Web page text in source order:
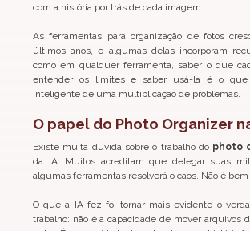
com a história por trás de cada imagem.
As ferramentas para organização de fotos
últimos anos, e algumas delas incorporam
como em qualquer ferramenta, saber o que
entender os limites e saber usá-la é o
inteligente de uma multiplicação de problemas.
O papel do Photo Organizer
Existe muita dúvida sobre o trabalho do photo
da IA. Muitos acreditam que delegar suas
algumas ferramentas resolverá o caos. Não é bem
O que a IA fez foi tornar mais evidente o
trabalho: não é a capacidade de mover arquivos